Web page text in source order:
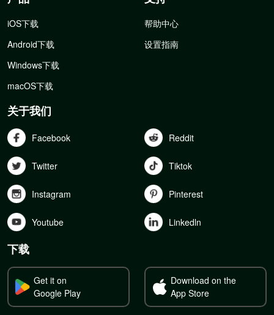
iOS下载
Android下载
Windows下载
macOS下载
帮助中心
设置指南
关于我们
Facebook Reddit
Twitter Tiktok
Instagram Pinterest
Youtube Linkedln
下载
Get it on
Google Play
Download on the
App Store